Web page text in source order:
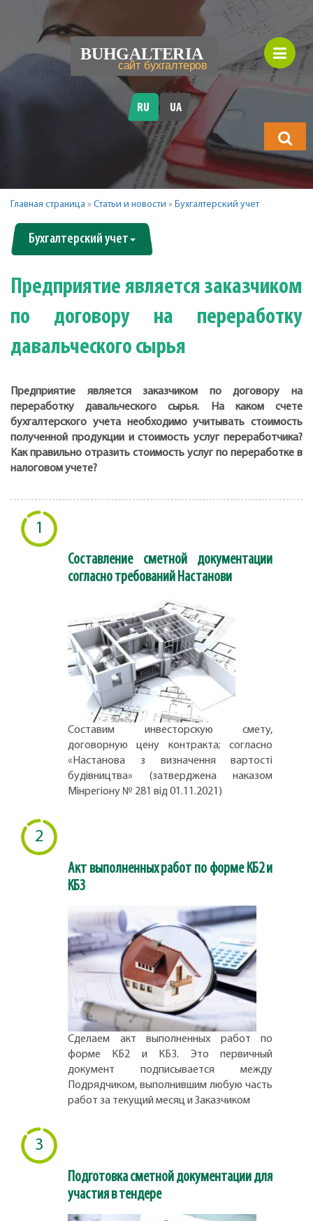
будете
искать?
RU UA
Главная страница » Статьи и новости » Бухгалтерский учет
Бухгалтерский учет
Предприятие является заказчиком
по договору на переработку
давальческого сырья
Предприятие является заказчиком по договору на
переработку давальческого сырья. На каком счете
бухгалтерского учета необходимо учитывать стоимость
полученной продукции и стоимость услуг переработчика?
Как правильно отразить стоимость услуг по переработке в
налоговом учете?
1
Составление сметной документации
согласно требований Настанови
Составим инвесторскую смету,
договорную цену контракта; согласно
«Настанова з визначення вартості
будівництва» (затверджена наказом
Мінрегіону № 281 від 01.11.2021)
2
Акт выполненных работ по форме КБ2 и
КБ3
Сделаем акт выполненных работ по
форме КБ2 и КБ3. Это первичный
документ подписывается между
Подрядчиком, выполнившим любую часть
работ за текущий месяц и Заказчиком
3
Подготовка сметной документации для
участия в тендере